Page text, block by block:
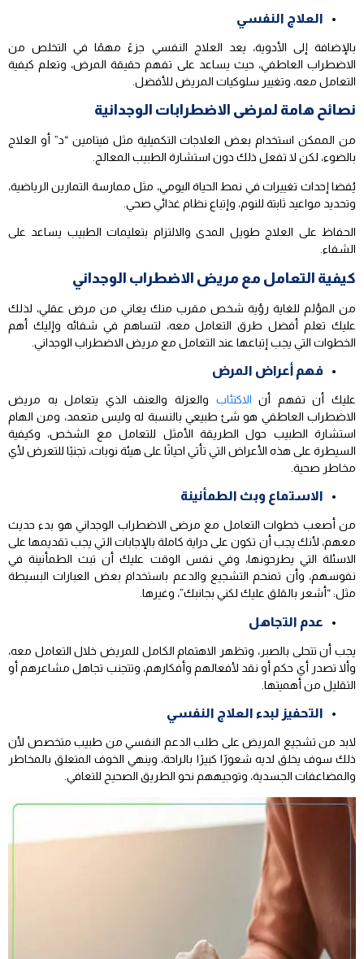
العلاج النفسي
بالإضافة إلى الأدوية، يعد العلاج النفسي جزءً مهمًا في التخلص من
الاضطراب العاطفي، حيث يساعد على تفهم حقيقة المرض، وتعلم كيفية
التعامل معه، وتغيير سلوكيات المريض للأفضل.
نصائح هامة لمرضى الاضطرابات الوجدانية
من الممكن استخدام بعض العلاجات التكميلية مثل فيتامين “د” أو العلاج
بالضوء، لكن لا تفعل ذلك دون استشارة الطبيب المعالج.
يُفضا إحداث تغييرات في نمط الحياة اليومي، مثل ممارسة التمارين الرياضية،
وتحديد مواعيد ثابتة للنوم، وإتباع نظام غذائي صحي.
الحفاظ على العلاج طويل المدى والالتزام بتعليمات الطبيب يساعد على
الشفاء.
كيفية التعامل مع مريض الاضطراب الوجداني
من المؤلم للغاية رؤية شخص مقرب منك يعاني من مرض عقلي، لذلك
عليك تعلم أفضل طرق التعامل معه، لتساهم في شفائه وإليك أهم
الخطوات التي يجب إتباعها عند التعامل مع مريض الاضطراب الوجداني.
فهم أعراض المرض
عليك أن تفهم أن الاكتئاب والعزلة والعنف الذي يتعامل به مريض
الاضطراب العاطفي هو شئ طبيعي بالنسبة له وليس متعمد، ومن الهام
استشارة الطبيب حول الطريقة الأمثل للتعامل مع الشخص، وكيفية
السيطرة على هذه الأعراض التي تأتي احيانًا على هيئة نوبات، تجنبًا للتعرض لأي
مخاطر صحية.
الاستماع وبث الطمأنينة
من أصعب خطوات التعامل مع مرضى الاضطراب الوجداني هو بدء حديث
معهم، لأنك يجب أن تكون على دراية كاملة بالإجابات التي يجب تقديمها على
الاسئلة التي يطرحونها، وفي نفس الوقت عليك أن تبث الطمأنينة في
نفوسهم، وأن تمنحم التشجيع والدعم باستخدام بعض العبارات البسيطة
مثل: “أشعر بالقلق عليك لكني بجانبك”، وغيرها.
عدم التجاهل
يجب أن تتحلى بالصبر، وتظهر الاهتمام الكامل للمريض خلال التعامل معه،
وألا تصدر أي حكم أو نقد لأفعالهم وأفكارهم، وتتجنب تجاهل مشاعرهم أو
التقليل من أهميتها.
التحفيز لبدء العلاج النفسي
لابد من تشجيع المريض على طلب الدعم النفسي من طبيب متخصص لأن
ذلك سوف يخلق لديه شعورًا كبيرًا بالراحة، وينهي الخوف المتعلق بالمخاطر
والمضاعفات الجسدية، وتوجيههم نحو الطريق الصحيح للتعافي.